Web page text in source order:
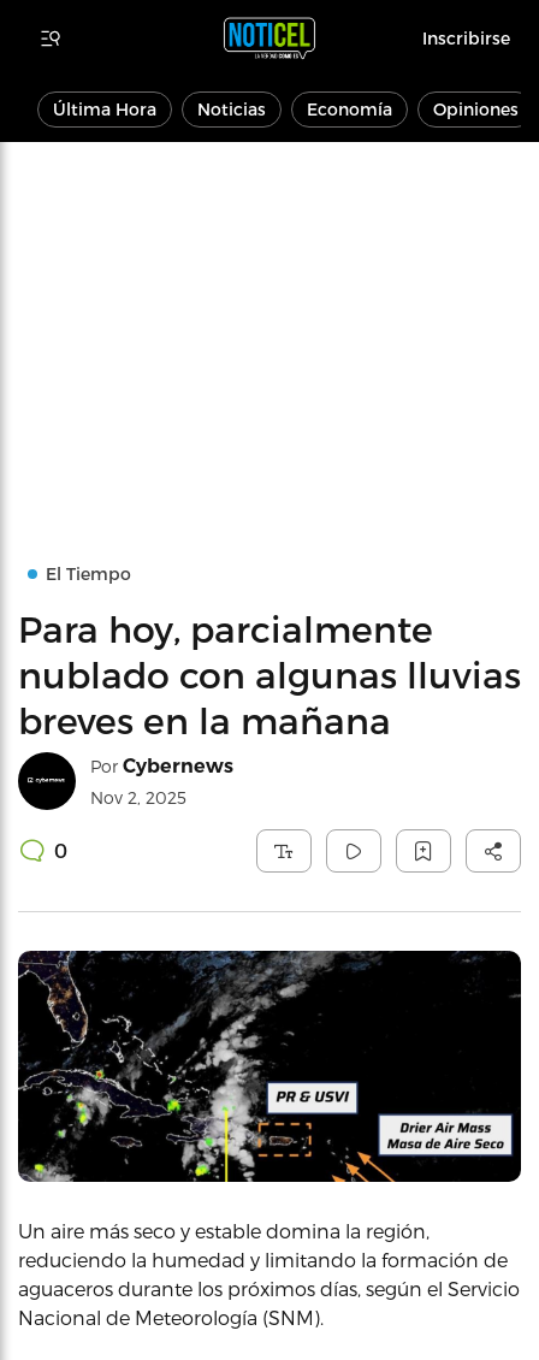
Inscribirse
Última Hora Noticias Economía Opiniones
El Tiempo
Para hoy, parcialmente
nublado con algunas lluvias
breves en la mañana
Por Cybernews
Nov 2, 2025
0
Un aire más seco y estable domina la región,
reduciendo la humedad y limitando la formación de
aguaceros durante los próximos días, según el Servicio
Nacional de Meteorología (SNM).